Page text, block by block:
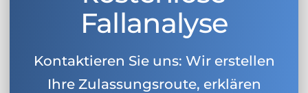
Fallanalyse
Kontaktieren Sie uns: Wir erstellen
Ihre Zulassungsroute, erklären